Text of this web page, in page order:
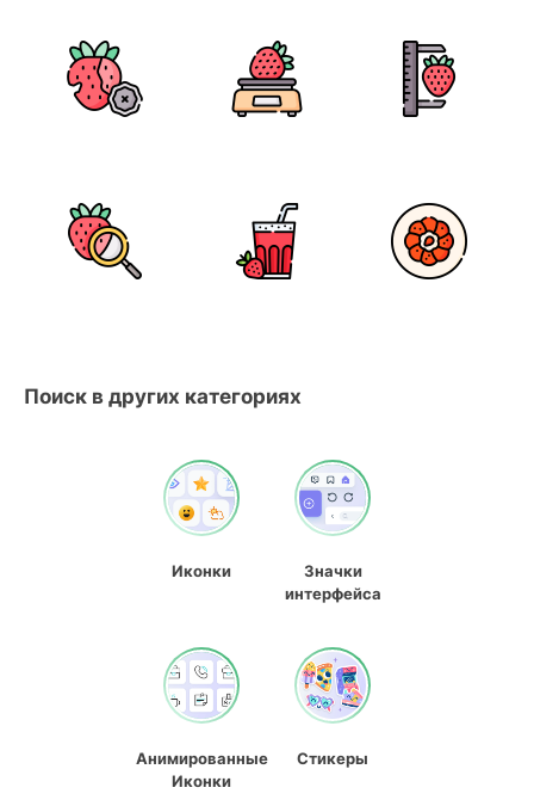
Поиск в других категориях
Иконки
Значки
интерфейса
Анимированные
Иконки
Стикеры